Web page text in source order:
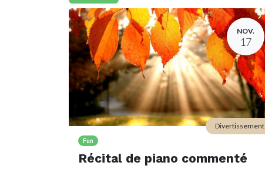
NOV.
17
Fun
Récital de piano commenté
Divertissement